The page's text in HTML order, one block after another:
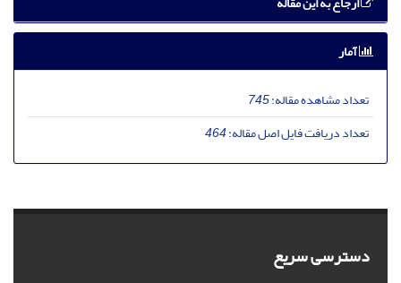
آمار
تعداد مشاهده مقاله:745
تعداد دریافت فایل اصل مقاله:464
دسترسی سریع